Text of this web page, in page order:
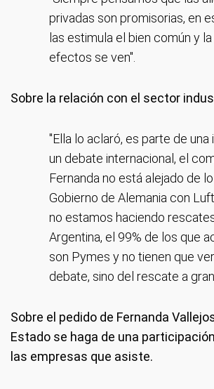
privadas son promisorias, en
las estimula el bien común y
efectos se ven".
Sobre la relación con el sector
"Ella lo aclaró, es parte de
un debate internacional, el
Fernanda no está alejado de
Gobierno de Alemania con
no estamos haciendo
Argentina, el 99% de los que
son Pymes y no tienen que
debate, sino del rescate a
Sobre el pedido de Fernanda
Estado se haga de una
las empresas que asiste.